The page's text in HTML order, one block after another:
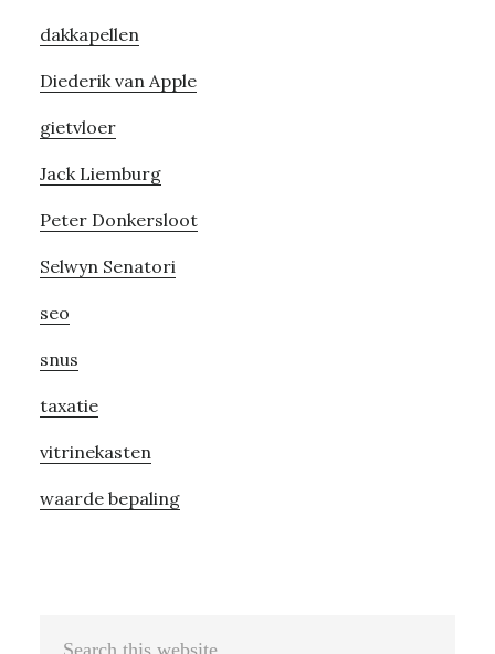
dakkapellen
Diederik van Apple
gietvloer
Jack Liemburg
Peter Donkersloot
Selwyn Senatori
seo
snus
taxatie
vitrinekasten
waarde bepaling